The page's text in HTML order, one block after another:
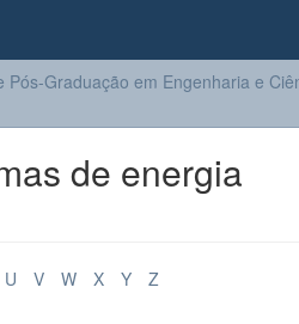
Graduação em Engenharia e
de energia
U V W X Y Z